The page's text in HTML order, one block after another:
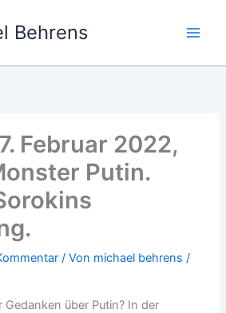
Behrens
Februar 2022,
Putin.
/ Von michael behrens/
Gedanken über Putin? In der